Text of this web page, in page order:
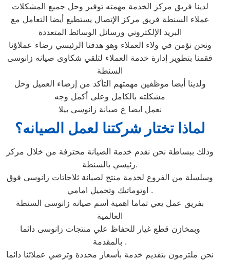
لدينا فريق مركز الخدمة مهمته توفير وحل جميع المشكلات
عملاء السنطة فريق مركز الإتصال يستطيع أيضا التعامل مع
البريد الإلكتروني ورسائل الوسائط المتعددة
ونحن نؤمن في ولاء العملاء وهو هدفنا الرئيسي رضاء عملاؤنا
فقمنا بتطوير إدارة خدمة العملاء لتلقي شكاوى صيانه زانوسى
السنطة
ولدينا أيضا موظفين مهمتهم التأكد من إرضاء العميل وحل
مشكلته بالكامل وعلى أكمل وجه
نعمل ايضا ع صيانة زانوسى بيلا
لماذا تختار شركتنا لعمل الصيانه؟
وذلك ببساطة نحن نقدم خدمة الصيانة محترفة من خلال مركز
رئيسي بالسنطة.
وسلسلة من الفروع لخدمة منتج لصيانة ثلاجاتات زانوسى فوق
اوتوماتيك وتحميل امامي .
بفريق عمل يعي تماما اهمية أسم صيانه زانوسى السنطة
العالمية
وبمخازن قطع غيار للحفاظ علي منتجات زانوسى دائما
بالمقدمة .
نحن ملتزمون بتقديم خدمة بأسعار محددة وترضي عملائنا دائما